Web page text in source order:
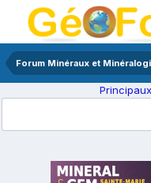
Forum Minéraux et